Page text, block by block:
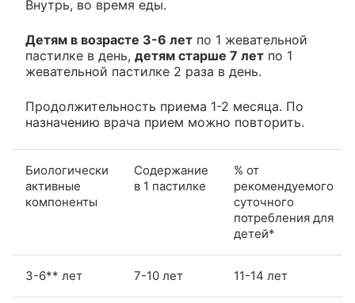
Внутрь, во время еды.
Детям в возрасте 3-6 лет по 1 жевательной
пастилке в день, детям старше 7 лет по 1
жевательной пастилке 2 раза в день.
Продолжительность приема 1-2 месяца. По
назначению врача прием можно повторить.
Биологически
активные
компоненты
Содержание
в 1 пастилке
% от
рекомендуемого
суточного
потребления для
детей*
3-6** лет 7-10 лет 11-14 лет